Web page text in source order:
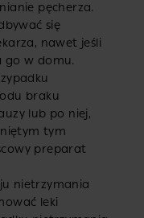
pęcherza.
się
nawet jeśli
go w domu.
braku
lub po niej,
tym
preparat
nietrzymania
leki